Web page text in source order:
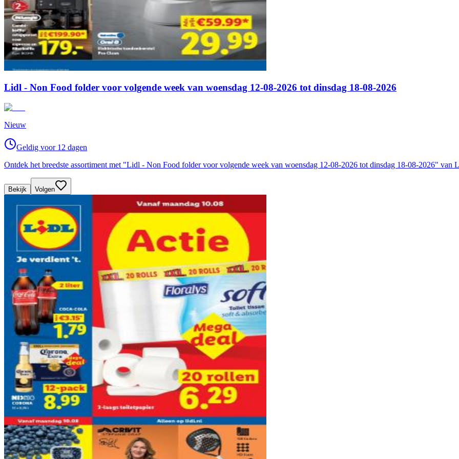
Lidl - Non Food folder voor volgende week van woensdag 12-08-2026 tot dinsdag 18-08-2026
Nieuw
Geldig voor 12 dagen
Ontdek het breedste assortiment met "Lidl - Non Food folder voor volgende week van woensdag 12-08-2026 tot dinsdag 18-08-2026" van
Bekijk Volgen